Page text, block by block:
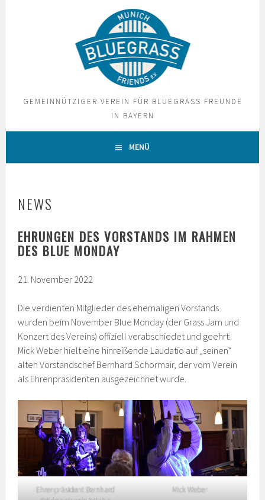
GEMEINNÜTZIGER VEREIN FÜR BLUEGRASS FREUNDE
IN BAYERN
MENÜ
NEWS
EHRUNGEN DES VORSTANDS IM RAHMEN
DES BLUE MONDAY
21. November 2022
Die verdienten Mitglieder des ehemaligen Vorstands
wurden beim November Blue Monday (der Grass Jam und
Konzert des Vereins) offiziell verabschiedet und geehrt:
Mick Weber hielt eine hinreißende Laudatio auf „seinen“
alten Vorstandschef Bernhard Schormair, der vom Verein
als Ehrenpräsidenten ausgezeichnet wurde.
Ehrenpräsident Bernhard
Mick Weber